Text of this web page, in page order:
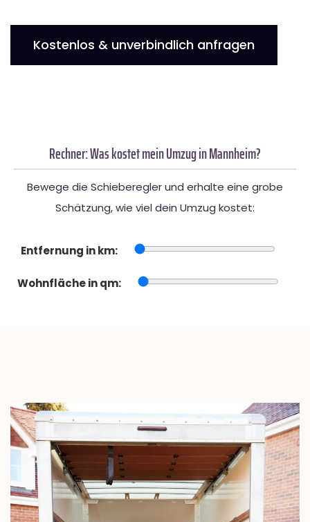
Kostenlos & unverbindlich anfragen
Rechner: Was kostet mein Umzug in Mannheim?
Bewege die Schieberegler und erhalte eine grobe
Schätzung, wie viel dein Umzug kostet:
Entfernung in km:
Wohnfläche in qm: